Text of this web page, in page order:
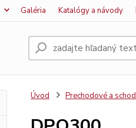
Galéria Katalógy a návody
Úvod Prechodové a